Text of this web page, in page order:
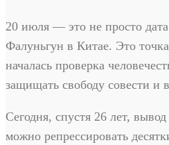
20 июля — это не просто дата
Фалуньгун в Китае. Это
началась проверка
защищать свободу совести и
Сегодня, спустя 26 лет,
можно репрессировать